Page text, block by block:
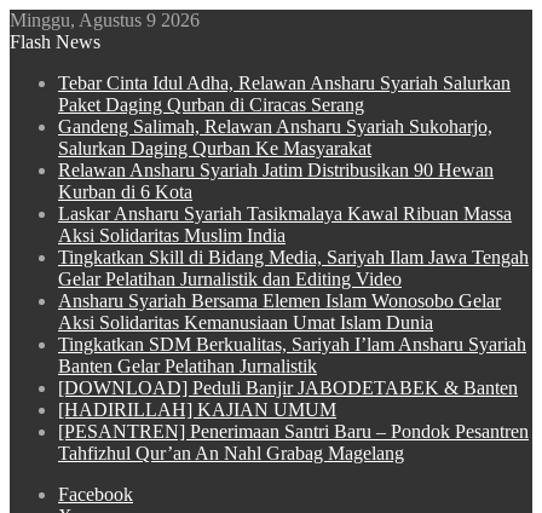
Minggu, Agustus 9 2026
Flash News
Tebar Cinta Idul Adha, Relawan Ansharu Syariah Salurkan
Paket Daging Qurban di Ciracas Serang
Gandeng Salimah, Relawan Ansharu Syariah Sukoharjo,
Salurkan Daging Qurban Ke Masyarakat
Relawan Ansharu Syariah Jatim Distribusikan 90 Hewan
Kurban di 6 Kota
Laskar Ansharu Syariah Tasikmalaya Kawal Ribuan Massa
Aksi Solidaritas Muslim India
Tingkatkan Skill di Bidang Media, Sariyah Ilam Jawa Tengah
Gelar Pelatihan Jurnalistik dan Editing Video
Ansharu Syariah Bersama Elemen Islam Wonosobo Gelar
Aksi Solidaritas Kemanusiaan Umat Islam Dunia
Tingkatkan SDM Berkualitas, Sariyah I’lam Ansharu Syariah
Banten Gelar Pelatihan Jurnalistik
[DOWNLOAD] Peduli Banjir JABODETABEK & Banten
[HADIRILLAH] KAJIAN UMUM
[PESANTREN] Penerimaan Santri Baru – Pondok Pesantren
Tahfizhul Qur’an An Nahl Grabag Magelang
Facebook